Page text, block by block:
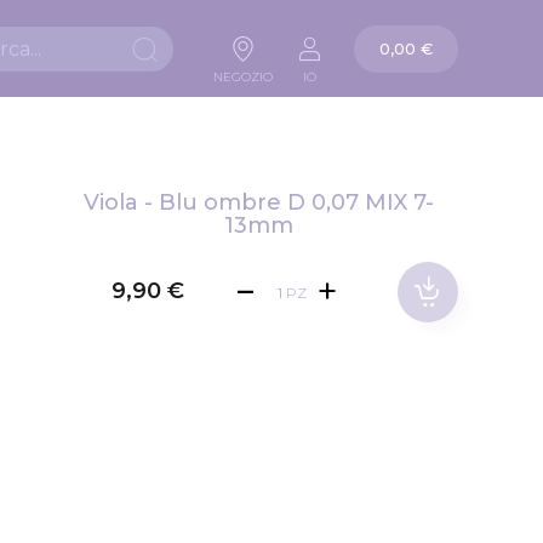
NEGOZIO IO
La mia carta
0,00 €
Viola - Blu ombre D 0,07 MIX 7-
13mm
9,90 € PZ